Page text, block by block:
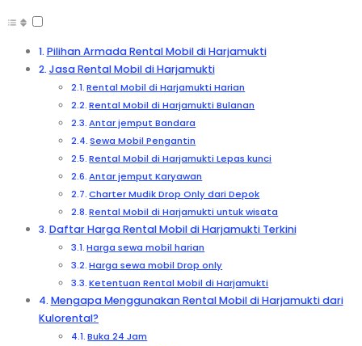
Pilihan Armada Rental Mobil di Harjamukti
Jasa Rental Mobil di Harjamukti
Rental Mobil di Harjamukti Harian
Rental Mobil di Harjamukti Bulanan
Antar jemput Bandara
Sewa Mobil Pengantin
Rental Mobil di Harjamukti Lepas kunci
Antar jemput Karyawan
Charter Mudik Drop Only dari Depok
Rental Mobil di Harjamukti untuk wisata
Daftar Harga Rental Mobil di Harjamukti Terkini
Harga sewa mobil harian
Harga sewa mobil Drop only
Ketentuan Rental Mobil di Harjamukti
Mengapa Menggunakan Rental Mobil di Harjamukti dari
Kulorental?
Buka 24 Jam